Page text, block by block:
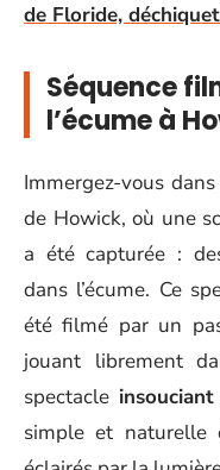
de Floride,
Séquence
l’écume à
Immergez-vous
de Howick, où une
a été capturée :
dans l’écume. Ce
été filmé par un
jouant librement
spectacle insouciant
simple et naturelle